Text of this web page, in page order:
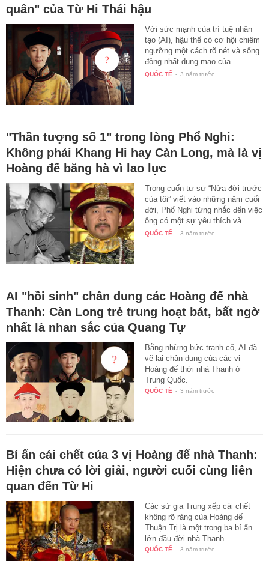
quân" của Từ Hi Thái hậu
Với sức mạnh của trí tuệ nhân
tạo (AI), hậu thế có cơ hội chiêm
ngưỡng một cách rõ nét và sống
động nhất dung mạo của
những…
QUỐC TẾ - 3 năm trước
"Thần tượng số 1" trong lòng Phổ Nghi:
Không phải Khang Hi hay Càn Long, mà là vị
Hoàng đế băng hà vì lao lực
Trong cuốn tự sự “Nửa đời trước
của tôi” viết vào những năm cuối
đời, Phổ Nghi từng nhắc đến việc
ông có một sự yêu thích và
sùng…
QUỐC TẾ - 3 năm trước
AI "hồi sinh" chân dung các Hoàng đế nhà
Thanh: Càn Long trẻ trung hoạt bát, bất ngờ
nhất là nhan sắc của Quang Tự
Bằng những bức tranh cổ, AI đã
vẽ lại chân dung của các vị
Hoàng đế thời nhà Thanh ở
Trung Quốc.
QUỐC TẾ - 3 năm trước
Bí ẩn cái chết của 3 vị Hoàng đế nhà Thanh:
Hiện chưa có lời giải, người cuối cùng liên
quan đến Từ Hi
Các sử gia Trung xếp cái chết
không rõ ràng của Hoàng đế
Thuận Trị là một trong ba bí ẩn
lớn đầu đời nhà Thanh.
QUỐC TẾ - 3 năm trước